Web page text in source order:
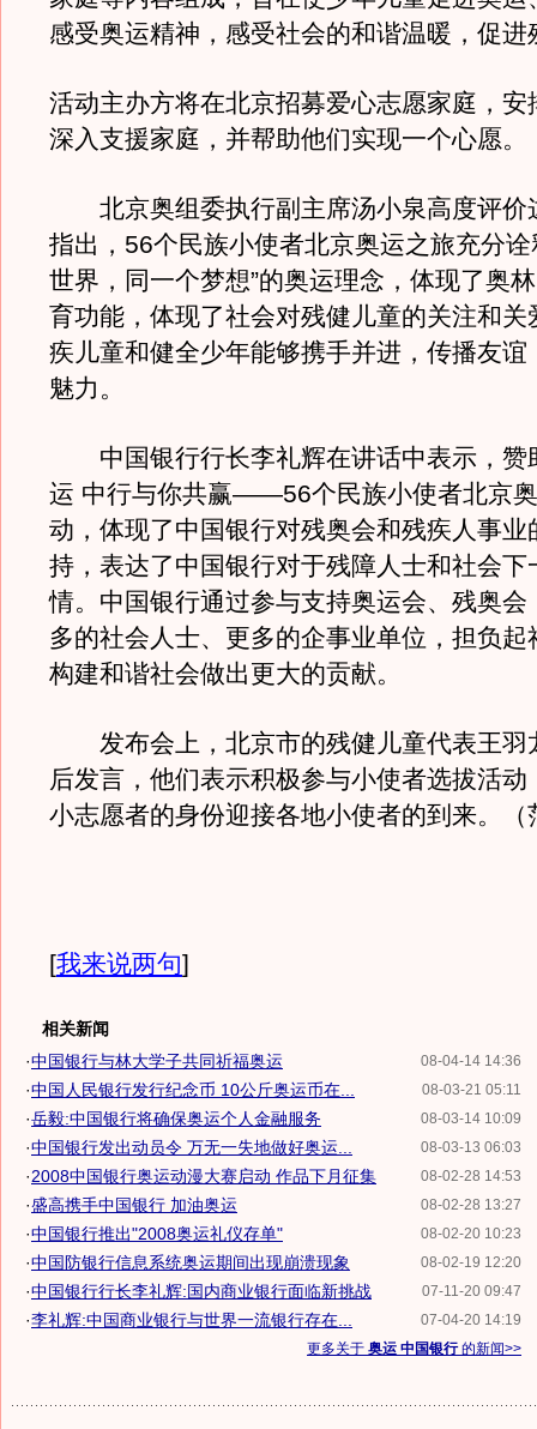
感受奥运精神，感受社会的和谐温暖，促进
活动主办方将在北京招募爱心志愿家庭，安
深入支援家庭，并帮助他们实现一个心愿。
北京奥组委执行副主席汤小泉高度评价
指出，56个民族小使者北京奥运之旅充分诠
世界，同一个梦想”的奥运理念，体现了奥
育功能，体现了社会对残健儿童的关注和关
疾儿童和健全少年能够携手并进，传播友谊
魅力。
中国银行行长李礼辉在讲话中表示，赞
运 中行与你共赢——56个民族小使者北京奥
动，体现了中国银行对残奥会和残疾人事业
持，表达了中国银行对于残障人士和社会下
情。中国银行通过参与支持奥运会、残奥会
多的社会人士、更多的企事业单位，担负起
构建和谐社会做出更大的贡献。
发布会上，北京市的残健儿童代表王羽
后发言，他们表示积极参与小使者选拔活动
小志愿者的身份迎接各地小使者的到来。（
[我来说两句]
相关新闻
08-04-14 14:36
·中国银行与林大学子共同祈福奥运
08-03-21 05:11
·中国人民银行发行纪念币 10公斤奥运币在...
08-03-14 10:09
·岳毅:中国银行将确保奥运个人金融服务
08-03-13 06:03
·中国银行发出动员令 万无一失地做好奥运...
08-02-28 14:53
·2008中国银行奥运动漫大赛启动 作品下月征集
08-02-28 13:27
·盛高携手中国银行 加油奥运
08-02-20 10:23
·中国银行推出"2008奥运礼仪存单"
08-02-19 12:20
·中国防银行信息系统奥运期间出现崩溃现象
07-11-20 09:47
·中国银行行长李礼辉:国内商业银行面临新挑战
07-04-20 14:19
·李礼辉:中国商业银行与世界一流银行存在...
更多关于 奥运 中国银行的新闻>>